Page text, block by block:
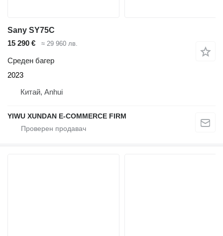
Sany SY75C
15 290 €
≈ 29 960 лв.
Среден багер
2023
Китай, Anhui
YIWU XUNDAN E-COMMERCE FIRM